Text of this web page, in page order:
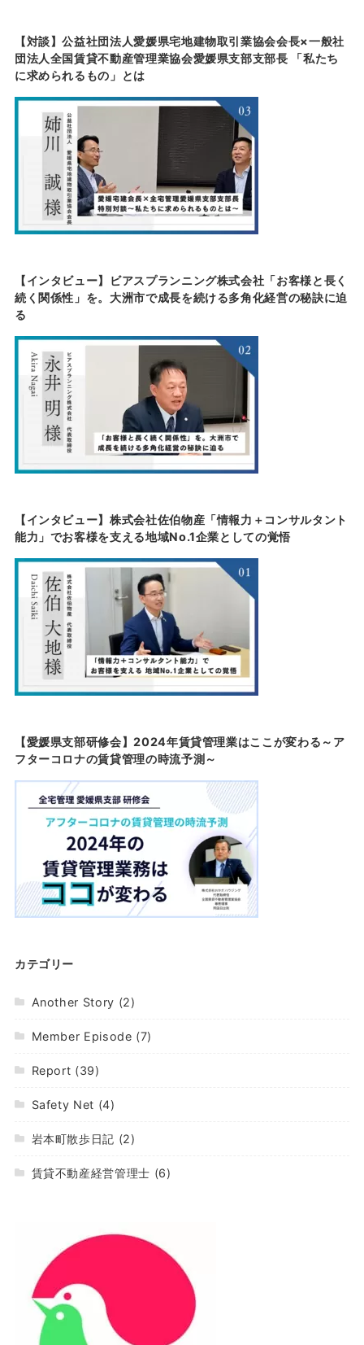
【対談】公益社団法人愛媛県宅地建物取引業協会会長×一般社
団法人全国賃貸不動産管理業協会愛媛県支部支部長 「私たち
に求められるもの」とは
【インタビュー】ビアスプランニング株式会社「お客様と長く
続く関係性」を。大洲市で成長を続ける多角化経営の秘訣に迫
る
【インタビュー】株式会社佐伯物産「情報力＋コンサルタント
能力」でお客様を支える地域No.1企業としての覚悟
【愛媛県支部研修会】2024年賃貸管理業はここが変わる～ア
フターコロナの賃貸管理の時流予測～
カテゴリー
Another Story (2)
Member Episode (7)
Report (39)
Safety Net (4)
岩本町散歩日記 (2)
賃貸不動産経営管理士 (6)